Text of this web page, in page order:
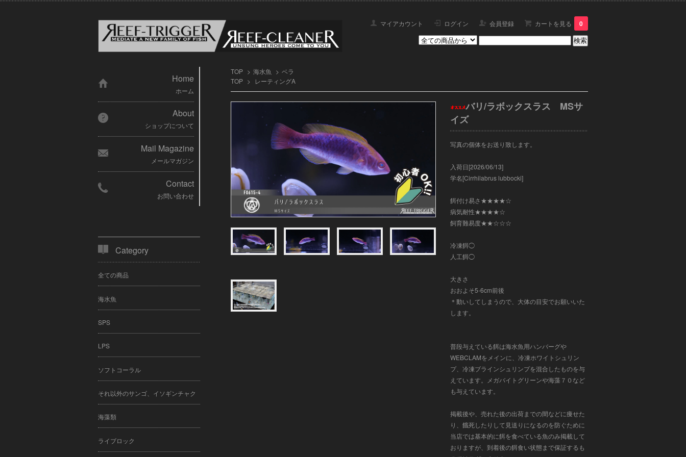
マイアカウント ログイン 会員登録 カートを見る 0
TOP > 海水魚 > ベラ
TOP > レーティングA
バリ/ラボックスラス MSサ
イズ
写真の個体をお送り致します。
入荷日[2026/06/13]
学名[Cirrhilabrus lubbocki]
餌付け易さ★★★★☆
病気耐性★★★★☆
飼育難易度★★☆☆☆
冷凍餌◯
人工餌◯
大きさ
おおよそ5-6cm前後
＊動いしてしまうので、大体の目安でお願いいた
します。
普段与えている餌は海水魚用ハンバーグや
WEBCLAMをメインに、冷凍ホワイトシュリン
プ、冷凍ブラインシュリンプを混合したものを与
えています。メガバイトグリーンや海藻７０など
も与えています。
掲載後や、売れた後の出荷までの間などに痩せた
り、餓死したりして見送りになるのを防ぐために
当店では基本的に餌を食べている魚のみ掲載して
おりますが、到着後の餌食い状態まで保証するも
Home
ホーム
About
ショップについて
Mail Magazine
メールマガジン
Contact
お問い合わせ
Category
全ての商品
海水魚
SPS
LPS
ソフトコーラル
それ以外のサンゴ、イソギンチャク
海藻類
ライブロック